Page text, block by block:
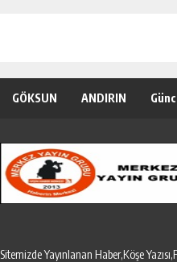
GÖKSUN ANDIRIN
Sitemizde Yayınlanan Haber,Köşe